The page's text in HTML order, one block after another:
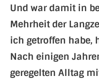
Und war damit in
Mehrheit der
ich getroffen habe,
Nach einigen
geregelten Alltag